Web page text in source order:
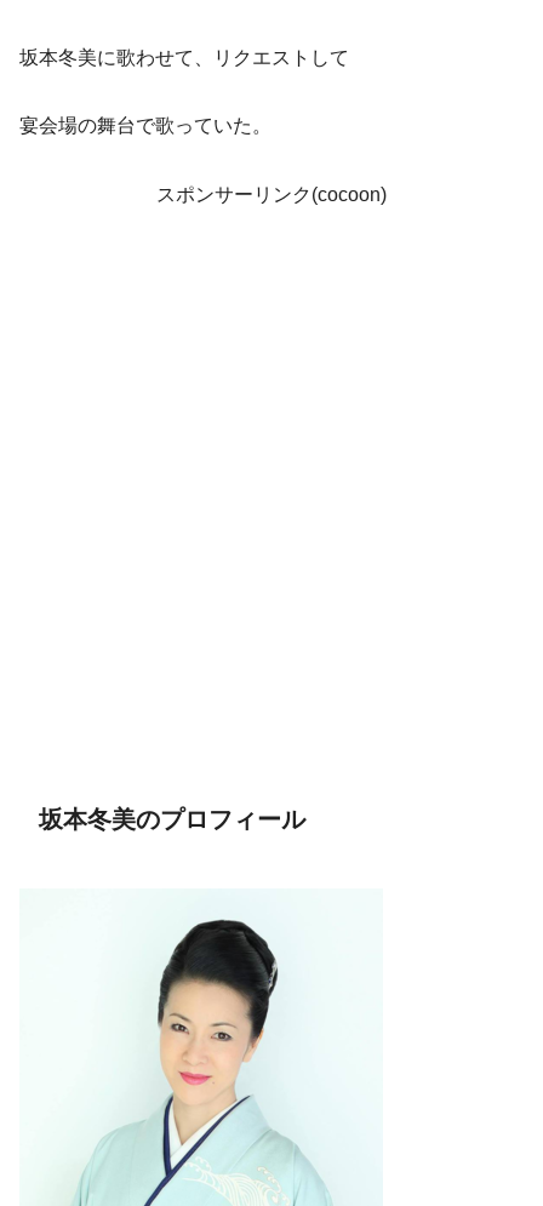
坂本冬美に歌わせて、リクエストして
宴会場の舞台で歌っていた。
スポンサーリンク(cocoon)
坂本冬美のプロフィール